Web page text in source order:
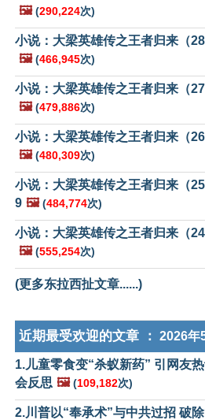
🖼️ (290,224次)
小说：大梁英雄传之王者归来（
🖼️ (466,945次)
小说：大梁英雄传之王者归来（
🖼️ (479,886次)
小说：大梁英雄传之王者归来（
🖼️ (480,309次)
小说：大梁英雄传之王者归来（
9 🖼️ (484,774次)
小说：大梁英雄传之王者归来（
🖼️ (555,254次)
(更多东拉西扯文章......)
近期最受欢迎的文章 ： 2026年
1.儿童零食变“杀蚁新药” 引网友
会反思 🖼️ (109,182次)
2.川普以“奉承术”与中共过招 破